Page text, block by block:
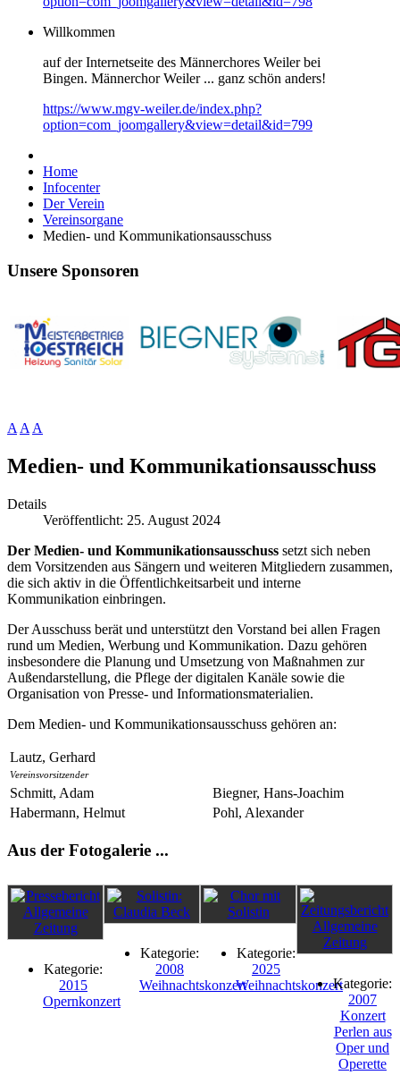
Willkommen
auf der Internetseite des Männerchores Weiler bei
Bingen. Männerchor Weiler ... ganz schön anders!
https://www.mgv-weiler.de/index.php?
option=com_joomgallery&view=detail&id=799
Home
Infocenter
Der Verein
Vereinsorgane
Medien- und Kommunikationsausschuss
Unsere Sponsoren
AAA
Medien- und Kommunikationsausschuss
Details
Veröffentlicht: 25. August 2024
Der Medien- und Kommunikationsausschuss setzt sich neben
dem Vorsitzenden aus Sängern und weiteren Mitgliedern zusammen,
die sich aktiv in die Öffentlichkeitsarbeit und interne
Kommunikation einbringen.
Der Ausschuss berät und unterstützt den Vorstand bei allen Fragen
rund um Medien, Werbung und Kommunikation. Dazu gehören
insbesondere die Planung und Umsetzung von Maßnahmen zur
Außendarstellung, die Pflege der digitalen Kanäle sowie die
Organisation von Presse- und Informationsmaterialien.
Dem Medien- und Kommunikationsausschuss gehören an:
Lautz, Gerhard
Vereinsvorsitzender
Schmitt, Adam
Biegner, Hans-Joachim
Habermann, Helmut
Pohl, Alexander
Aus der Fotogalerie ...
Kategorie:
2015
Opernkonzert
Kategorie:
2008
Weihnachtskonzert
Kategorie:
2025
WeihnachtskonzertKategorie:
2007
Konzert
Perlen aus
Oper und
Operette